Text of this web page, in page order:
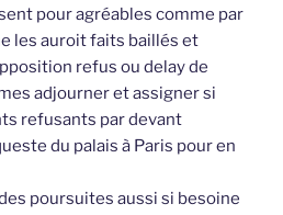
pour agréables comme par
les auroit faits baillés et
refus ou delay de
adjourner et assigner si
refusants par devant
du palais à Paris pour en
poursuites aussi si besoine